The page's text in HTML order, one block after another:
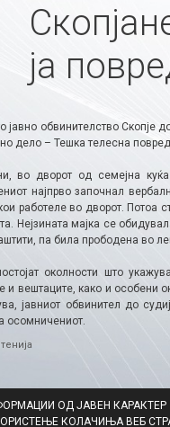
ја
јавно обвинителство Скопје
дело – Тешка телесна
во дворот од семејна
најпрво започнал
работеле во дворот. Потоа
Нејзината мајка се
па била прободена во
околности што
и вештаците, како и особени
јавниот обвинител до
осомничениот.
ОД ЈАВЕН КАРАКТЕР
КОЛАЧИЊА ВЕБ